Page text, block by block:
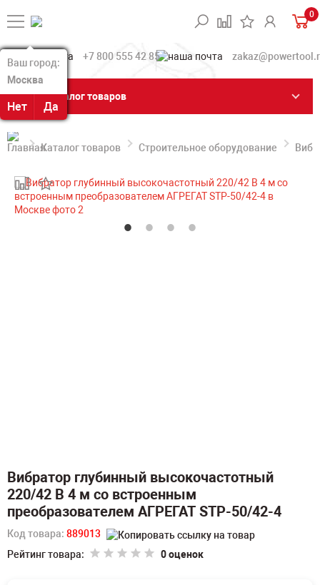
Ваш город:
Москва
Нет Да
Ваш город:
Москва
Нет Да
0
+7 800 555 42 85
Каталог товаров
Каталог товаров Строительное оборудование
Вибратор глубинный высокочастотный
220/42 В 4 м со встроенным
преобразователем АГРЕГАТ STP-50/42-4
Код товара: 889013
Рейтинг товара:
0 оценок